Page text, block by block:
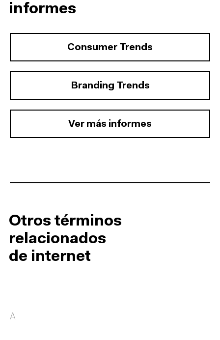
informes
Consumer Trends
Branding Trends
Ver más informes
Otros términos
relacionados
de internet
A